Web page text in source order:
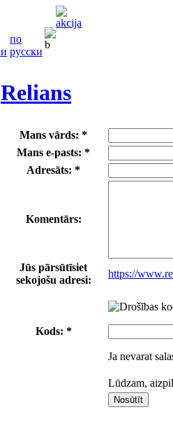
по
русски
Relians
Mans vārds: *
Mans e-pasts: *
Adresāts: *
Komentārs:
Jūs pārsūtīsiet
sekojošu adresi:
https://
Kods: *
Ja nevarat
Lūdzam,